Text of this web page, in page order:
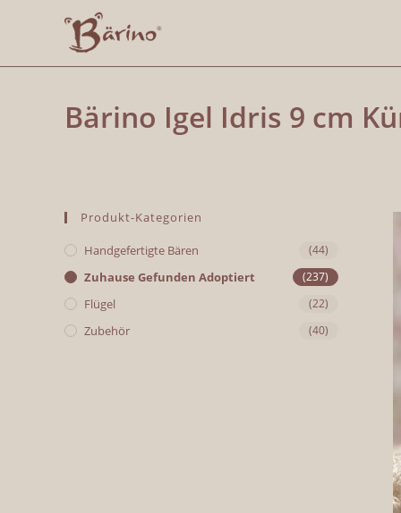
Bärino Igel Idris 9 cm
Produkt-Kategorien
Handgefertigte Bären (44)
Zuhause Gefunden Adoptiert (237)
Flügel (22)
Zubehör (40)